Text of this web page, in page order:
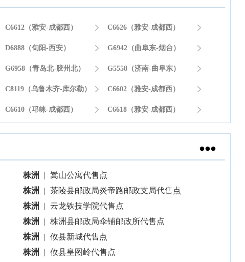
C6612（雅安-成都西）  C6626（雅安-成都西） 
D6888（旬阳-西安）  G6942（曲阜东-烟台） 
G6958（青岛北-胶州北）  G5558（济南-曲阜东） 
C8119（乌鲁木齐-库尔勒）  C6602（雅安-成都西） 
C6610（邛崃-成都西）  C6618（雅安-成都西） 

株洲 | 嵩山公寓代售点
株洲 | 茶陵县邮政局炎帝路邮政支局代售点
株洲 | 云龙铁技学院代售点
株洲 | 株洲县邮政局伞铺邮政所代售点
株洲 | 攸县新城代售点
株洲 | 攸县皇图岭代售点